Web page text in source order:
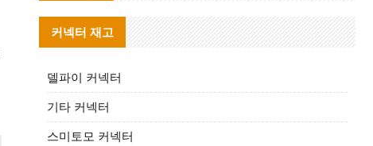
커넥터 재고
델파이 커넥터
기타 커넥터
스미토모 커넥터